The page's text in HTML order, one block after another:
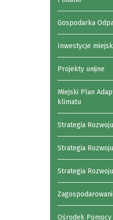
Gospodarka
Inwestycje
Projekty unijne
Miejski Plan
klimatu
Strategia
Strategia
Strategia
Ośrodek Pomocy